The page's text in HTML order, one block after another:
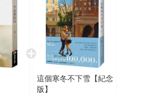
這個寒冬不下雪【紀念
版】